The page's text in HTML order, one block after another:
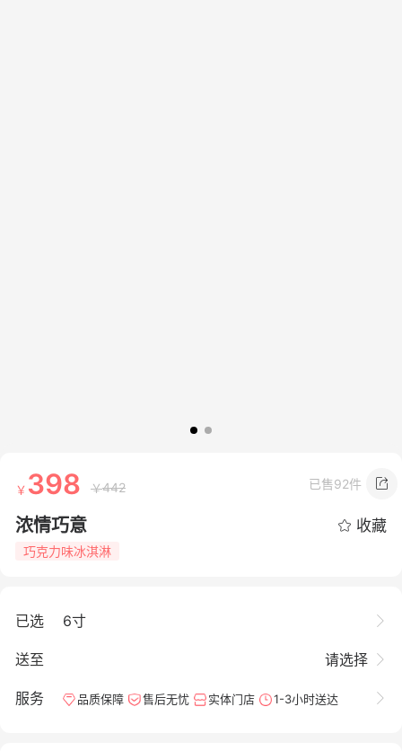
398 442 已售92件
浓情巧意 收藏
巧克力味冰淇淋
已选 6寸
送至 请选择
服务 品质保障 售后无忧 实体门店 1-3小时送达